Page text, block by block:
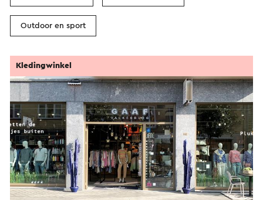
Outdoor en sport
Kledingwinkel